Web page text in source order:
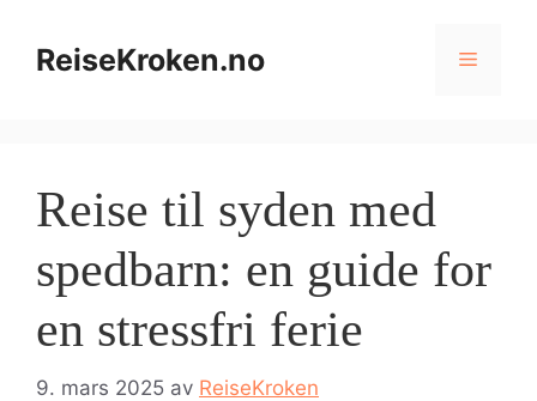
innholdReiseKroken.no Meny
Reise til syden med
spedbarn: en guide for
en stressfri ferie
9. mars 2025 av ReiseKroken